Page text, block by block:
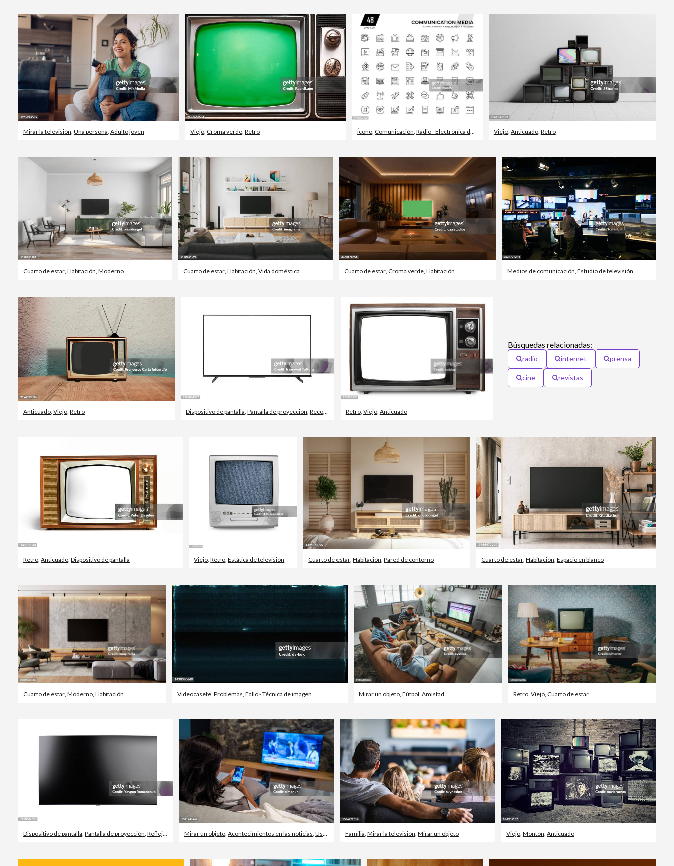
Mirar la televisión, Una persona, Adulto joven Viejo, Croma verde, Retro Ícono, Comunicación, Radio - Electrónica de audio Viejo, Anticuado, Retro
Cuarto de estar Habitación Moderno Cuarto de estar ,Habitación ,Vida doméstica Cuarto de estar, Croma verde, Habitación Medios de comunicación Estudio de televisión
Anticuado Viejo Retro Dispositivo de pantalla ,Pantalla de proyección ,Recortable Retro, Viejo, Anticuado
Búsquedas relacionadas:
radio internet prensa
cine revistas
Retro Anticuado Dispositivo de pantalla Viejo ,Retro ,Estática de televisión Cuarto de estar ,Habitación ,Pared de contorno Cuarto de estar ,Habitación ,Espacio en blanco
Cuarto de estar, Moderno, Habitación Videocasete,Problemas,Fallo - Técnica de imagen Mirar un objeto,Fútbol,Amistad Retro, Viejo, Cuarto de estar
Dispositivo de pantalla, Pantalla de proyección, Reflejo - Efecto de luz Mirar un objeto, Acontecimientos en las noticias, Usar el teléfono Familia, Mirar la televisión, Mirar un objeto Viejo, Montón, Anticuado